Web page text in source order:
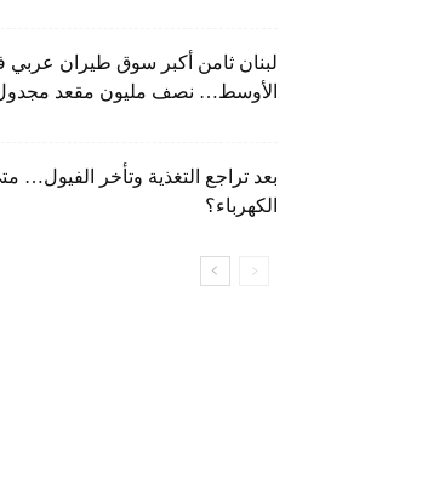
لبنان ثامن أكبر سوق طيران
الأوسط… نصف مليون مقعد
بعد تراجع التغذية وتأخر الفيول…
الكهرباء؟